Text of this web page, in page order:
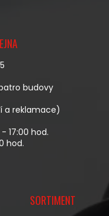
budovy
a reklamace)
17:00 hod.
hod.
SORTIMENT